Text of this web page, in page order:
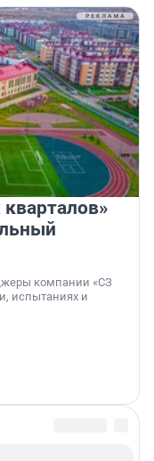
компании «СЗ
испытаниях и